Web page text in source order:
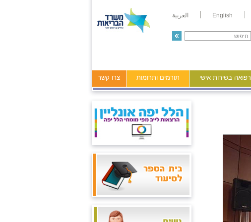
English العربية
רפואה בשירות אישי תורמים ותרומות צרו קשר